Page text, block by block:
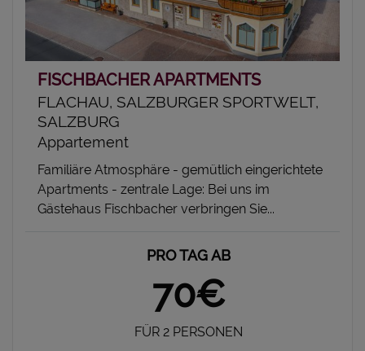
FISCHBACHER APARTMENTS
FLACHAU, SALZBURGER SPORTWELT,
SALZBURG
Appartement
Familiäre Atmosphäre - gemütlich eingerichtete
Apartments - zentrale Lage: Bei uns im
Gästehaus Fischbacher verbringen Sie...
PRO TAG AB
70€
FÜR 2 PERSONEN